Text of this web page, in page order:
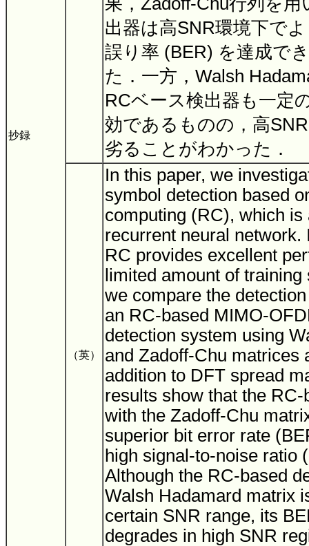
抄録
出器は高SNR環境下で
誤り率 (BER) を達成で
た．一方，Walsh
RCベース検出器も一定
効であるものの，高
劣ることがわかった．
（英）
In this paper, we
symbol detection based
computing (RC), which is
recurrent neural network.
RC provides excellent
limited amount of
we compare the
an RC-based MIMO-
detection system using
and Zadoff-Chu matrices
addition to DFT spread
results show that the
with the Zadoff-Chu
superior bit error rate
high signal-to-noise ratio
Although the RC-based
Walsh Hadamard matrix
certain SNR range, its
degrades in high SNR